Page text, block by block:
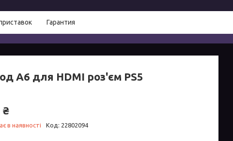
Гарантия
A6 для HDMI роз'єм PS5
₴
в наявності Код: 22802094